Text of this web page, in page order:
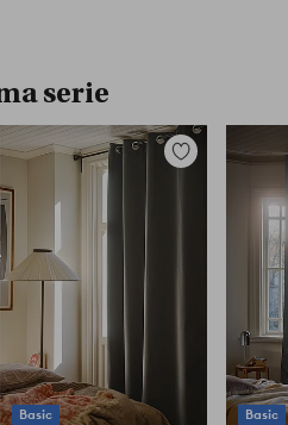
serie
Basic
Lägg
Basic